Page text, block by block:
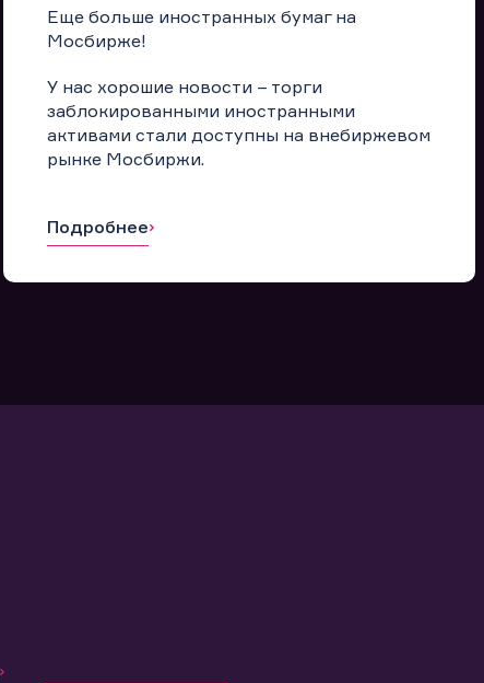
Еще больше иностранных бумаг на
Мосбирже!
У нас хорошие новости – торги
заблокированными иностранными
активами стали доступны на внебиржевом
рынке Мосбиржи.
Подробнее